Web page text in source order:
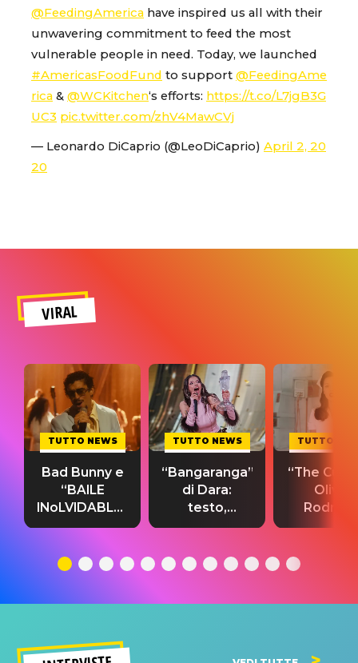
@FeedingAmerica have inspired us all with their
unwavering commitment to feed the most
vulnerable people in need. Today, we launched
#AmericasFoodFund to support @FeedingAme
rica & @WCKitchen‘s efforts: https://t.co/L7jgB3G
UC3 pic.twitter.com/zhV4MawCVj
— Leonardo DiCaprio (@LeoDiCaprio) April 2, 20
20
VIRAL
TUTTO NEWS
Bad Bunny e
“BAILE
INoLVIDABLE”:
testo,
significato
TUTTO NEWS
“Bangaranga”
di Dara:
testo,
traduzione e
del singolo
TUTTO
“The
Olivia
testo,